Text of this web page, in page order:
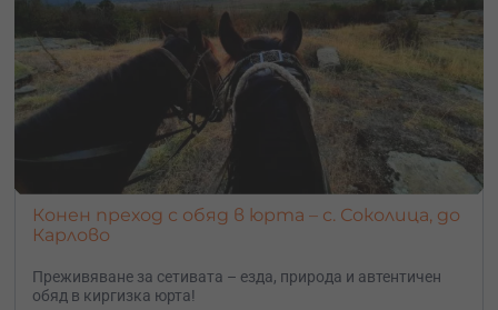
Конен преход с обяд в юрта – с. Соколица, до
Карлово
Преживяване за сетивата – езда, природа и автентичен
обяд в киргизка юрта!